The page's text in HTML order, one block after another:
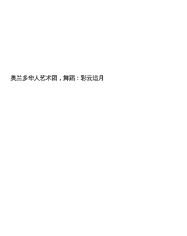
奥兰多华人艺术团，舞蹈：彩云追月